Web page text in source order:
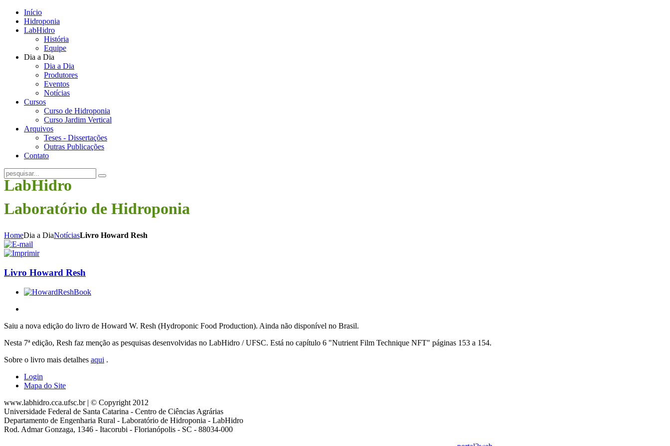
Início
Hidroponia
LabHidro
História
Equipe
Dia a Dia
Dia a Dia
Produtores
Eventos
Notícias
Cursos
Curso de Hidroponia
Curso Jardim Vertical
Arquivos
Teses - Dissertações
Outras Publicações
Contato
LabHidro
Laboratório de Hidroponia
HomeDia a DiaNotíciasLivro Howard Resh
Livro Howard Resh
Saiu a nova edição do livro de Howard W. Resh (Hydroponic Food Production). Ainda não disponível no Brasil.
Nesta 7ª edição, Resh faz menção as pesquisas desenvolvidas no LabHidro / UFSC. Está no capítulo 6 "Nutrient Film Technique NFT" páginas 153 a 154.
Sobre o livro mais detalhes aqui .
Login
Mapa do Site
www.labhidro.cca.ufsc.br | © Copyright 2012
Universidade Federal de Santa Catarina - Centro de Ciências Agrárias
Departamento de Engenharia Rural - Laboratório de Hidroponia - LabHidro
Rod. Admar Gonzaga, 1346 - Itacorubi - Florianópolis - SC - 88034-000